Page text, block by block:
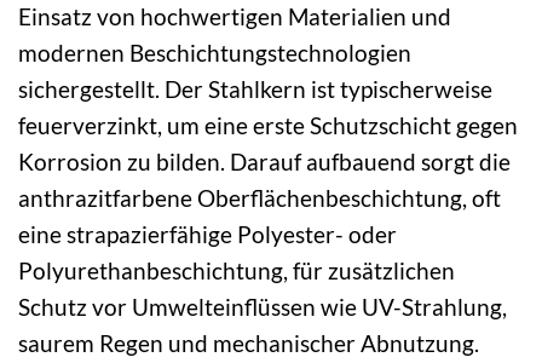
Einsatz von hochwertigen Materialien und
modernen Beschichtungstechnologien
sichergestellt. Der Stahlkern ist typischerweise
feuerverzinkt, um eine erste Schutzschicht gegen
Korrosion zu bilden. Darauf aufbauend sorgt die
anthrazitfarbene Oberflächenbeschichtung, oft
eine strapazierfähige Polyester- oder
Polyurethanbeschichtung, für zusätzlichen
Schutz vor Umwelteinflüssen wie UV-Strahlung,
saurem Regen und mechanischer Abnutzung.